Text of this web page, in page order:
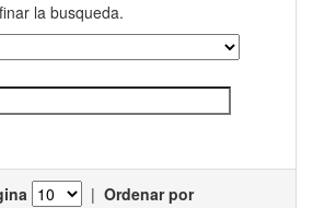
la busqueda.
| Ordenar por